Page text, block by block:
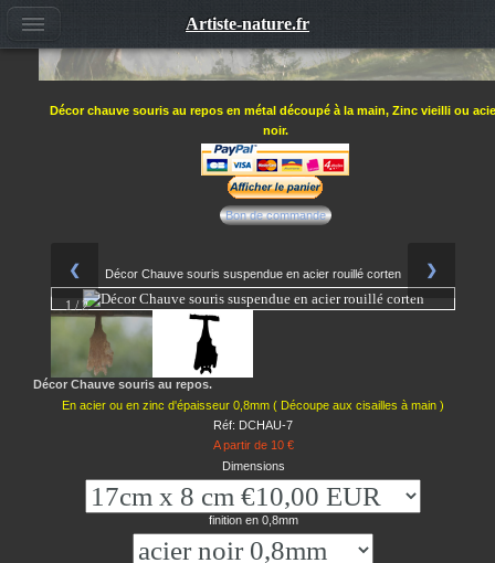
Décor chauve souris au repos en métal découpé à la main, Zinc vieilli ou
noir.
Bon de commande
Décor Chauve souris suspendue en acier rouillé corten
1 / 2
❮ ❯
Décor Chauve souris au repos.
En acier ou en zinc d'épaisseur 0,8mm ( Découpe aux cisailles à main )
Réf: DCHAU-7
A partir de 10 €
Dimensions
finition en 0,8mm
Artiste-nature.fr